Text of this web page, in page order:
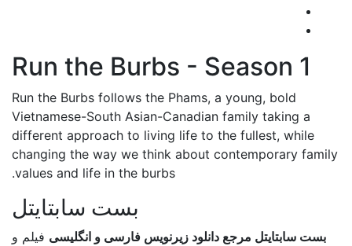
Run the Burbs - Season 1
Run the Burbs follows the Phams, a young, bold
Vietnamese-South Asian-Canadian family taking a
different approach to living life to the fullest, while
changing the way we think about contemporary family
values and life in the burbs.
بست سابتایتل
بست سابتایتل مرجع دانلود زیرنویس فارسی و انگلیسی فیلم و